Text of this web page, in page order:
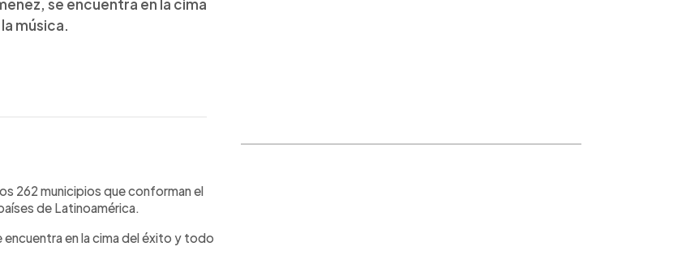
se encuentra en la cima
música.
262 municipios que conforman el
de Latinoamérica.
en la cima del éxito y todo